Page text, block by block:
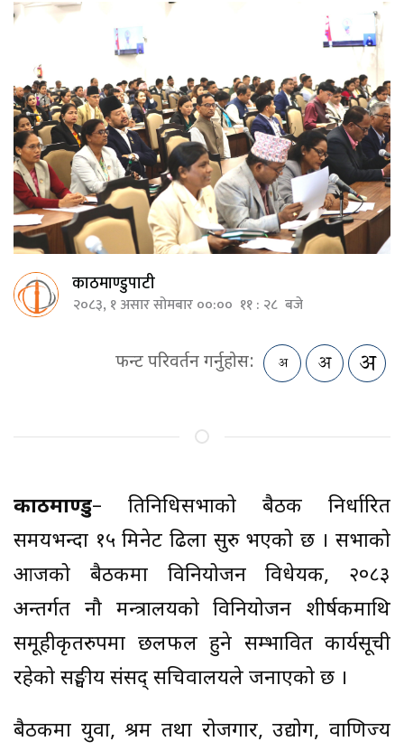
काठमाण्डुपाटी
२०८३, १ असार सोमबार ००:०० ११ : २८ बजे
फन्ट परिवर्तन गर्नुहोस:
काठमाण्डु– प्रतिनिधिसभाको बैठक निर्धारित
समयभन्दा १५ मिनेट ढिला सुरु भएको छ । सभाको
आजको बैठकमा विनियोजन विधेयक, २०८३
अन्तर्गत नौ मन्त्रालयको विनियोजन शीर्षकमाथि
समूहीकृतरुपमा छलफल हुने सम्भावित कार्यसूची
रहेको सङ्घीय संसद् सचिवालयले जनाएको छ ।
बैठकमा युवा, श्रम तथा रोजगार, उद्योग, वाणिज्य